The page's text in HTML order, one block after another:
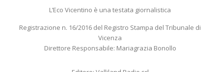
L’Eco Vicentino è una testata giornalistica
Registrazione n. 16/2016 del Registro Stampa del Tribunale di
Vicenza
Direttore Responsabile: Mariagrazia Bonollo